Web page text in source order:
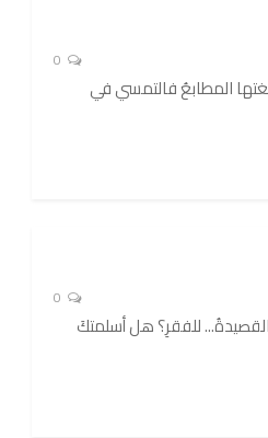
المطابعُ فالتمسي في
للفقرِ؟ هل أسلمتكَ